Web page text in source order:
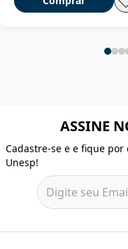
ASSINE
Cadastre-se e e fique
Unesp!